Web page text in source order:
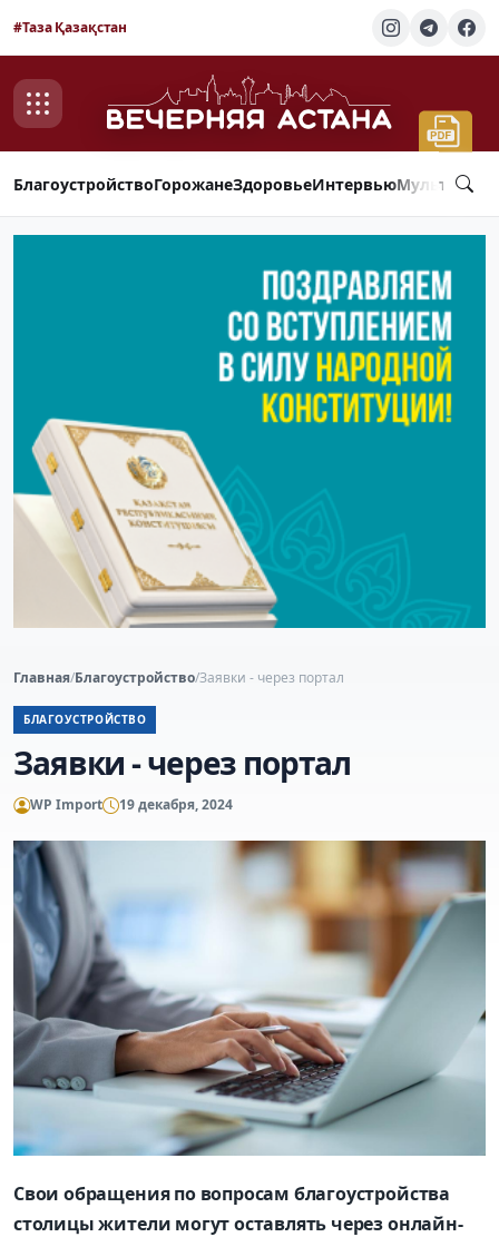
#Таза Қазақстан
БлагоустройствоГорожанеЗдоровьеИнтервью
Главная/Благоустройство/Заявки - через портал
БЛАГОУСТРОЙСТВО
Заявки - через портал
WP Import 19 декабря, 2024
Свои обращения по вопросам благоустройства
столицы жители могут оставлять через онлайн-